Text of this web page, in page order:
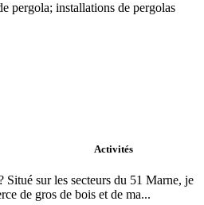
pergola; installations de pergolas
Activités
Situé sur les secteurs du 51 Marne, je
de gros de bois et de ma...